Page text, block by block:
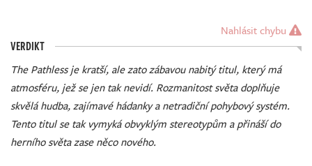
Nahlásit chybu
VERDIKT
The Pathless je kratší, ale zato zábavou nabitý titul, který má
atmosféru, jež se jen tak nevidí. Rozmanitost světa doplňuje
skvělá hudba, zajímavé hádanky a netradiční pohybový systém.
Tento titul se tak vymyká obvyklým stereotypům a přináší do
herního světa zase něco nového.